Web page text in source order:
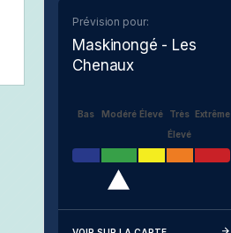
Prévision pour:
Maskinongé - Les
Chenaux
Bas Modéré Élevé
Très
Élevé
Extrême